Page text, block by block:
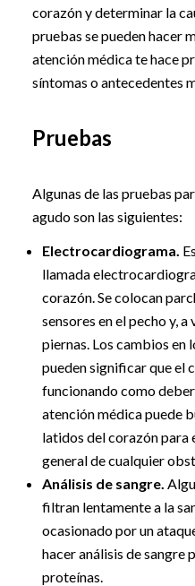
corazón y determinar la
pruebas se pueden hacer
atención médica te hace
síntomas o antecedentes
Pruebas
Algunas de las pruebas
agudo son las siguientes:
Electrocardiograma.
llamada
corazón. Se colocan
sensores en el pecho y,
piernas. Los cambios en
pueden significar que el
funcionando como
atención médica puede
latidos del corazón para
general de cualquier
Análisis de sangre.
filtran lentamente a la
ocasionado por un
hacer análisis de sangre
proteínas.